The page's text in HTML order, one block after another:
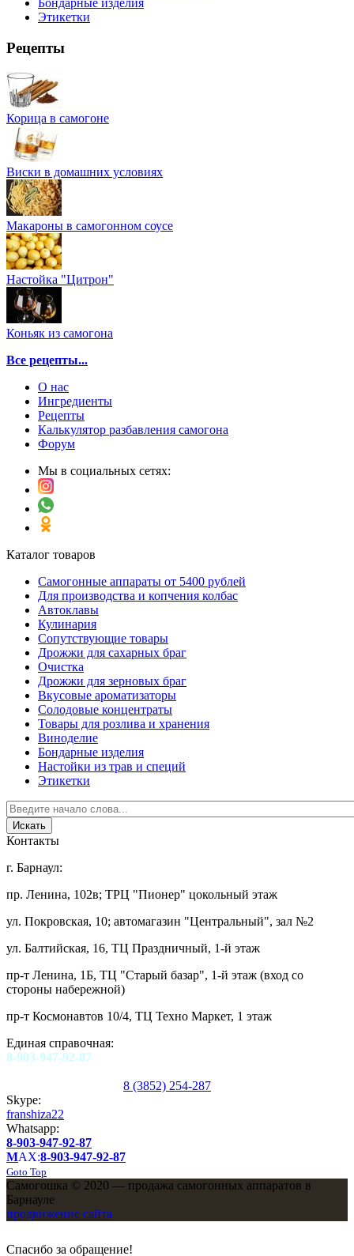
Бондарные изделия
Этикетки
Рецепты
Корица в самогоне
Виски в домашних условиях
Макароны в самогонном соусе
Настойка "Цитрон"
Коньяк из самогона
Все рецепты...
О нас
Ингредиенты
Рецепты
Калькулятор разбавления самогона
Форум
Мы в социальных сетях:
Каталог товаров
Самогонные аппараты от 5400 рублей
Для производства и копчения колбас
Автоклавы
Кулинария
Сопутствующие товары
Дрожжи для сахарных браг
Очистка
Дрожжи для зерновых браг
Вкусовые ароматизаторы
Солодовые концентраты
Товары для розлива и хранения
Виноделие
Бондарные изделия
Настойки из трав и специй
Этикетки
Контакты
г. Барнаул:
пр. Ленина, 102в; ТРЦ "Пионер" цокольный этаж
ул. Покровская, 10; автомагазин "Центральный", зал №2
ул. Балтийская, 16, ТЦ Праздничный, 1-й этаж
пр-т Ленина, 1Б, ТЦ "Старый базар", 1-й этаж (вход со
стороны набережной)
пр-т Космонавтов 10/4, ТЦ Техно Маркет, 1 этаж
Единая справочная:
8-903-947-92-87
8 (3852) 254-287
Skype:
franshiza22
Whatsapp:
8-903-947-92-87
MAX:8-903-947-92-87
Goto Top
Самогошка © 2020 — продажа самогонных аппаратов в
Барнауле
продвижение сайта
Спасибо за обращение!